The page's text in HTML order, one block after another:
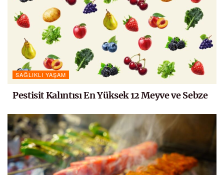
SAĞLIKLI YAŞAM
Pestisit Kalıntısı En Yüksek 12 Meyve ve Sebze